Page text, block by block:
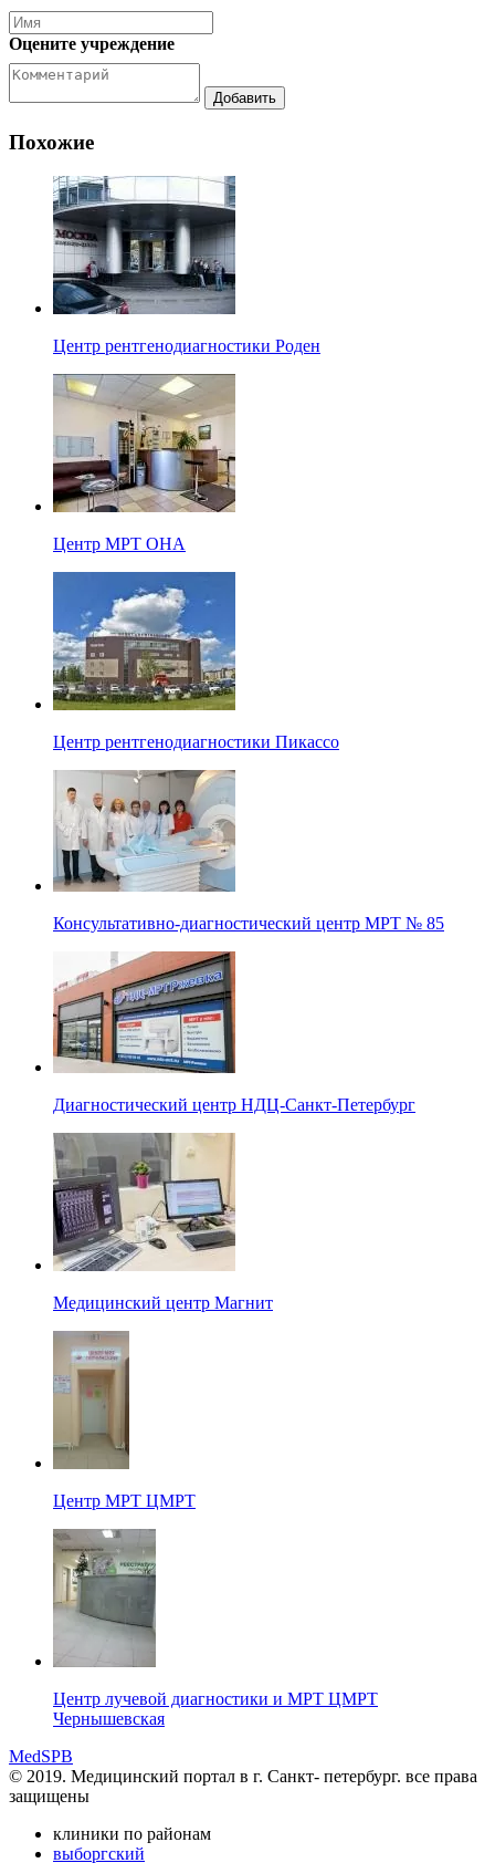
Оцените учреждение
Похожие
Центр рентгенодиагностики Роден
Центр МРТ ОНА
Центр рентгенодиагностики Пикассо
Консультативно-диагностический центр МРТ № 85
Диагностический центр НДЦ-Санкт-Петербург
Медицинский центр Магнит
Центр МРТ ЦМРТ
Центр лучевой диагностики и МРТ ЦМРТ
Чернышевская
MedSPB
© 2019. Медицинский портал в г. Санкт- петербург. все права
защищены
клиники по районам
выборгский